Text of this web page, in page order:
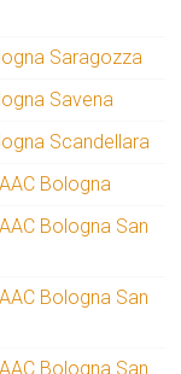
Saragozza
Savena
Scandellara
Bologna
Bologna San
Bologna San
Bologna San